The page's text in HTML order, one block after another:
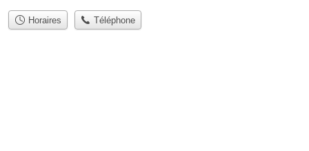
Horaires Téléphone